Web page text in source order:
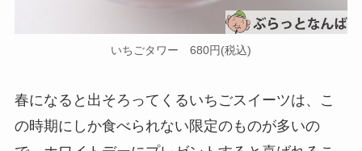
いちごタワー 680円(税込)
春になると出そろってくるいちごスイーツは、こ
の時期にしか食べられない限定のものが多いの